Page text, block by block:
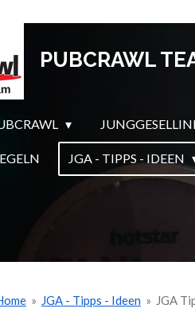
PUBCRAWL
JGA - TIPPS - IDEEN
» JGA - Tipps - Ideen » JGA